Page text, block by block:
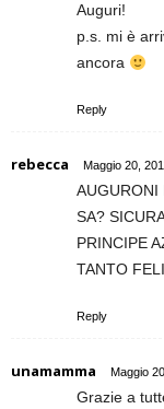
Auguri!
p.s. mi è
ancora
Reply
rebecca Maggio 20,
AUGURONI
SA?
PRINCIPE
TANTO
Reply
unamamma Maggio
Grazie a